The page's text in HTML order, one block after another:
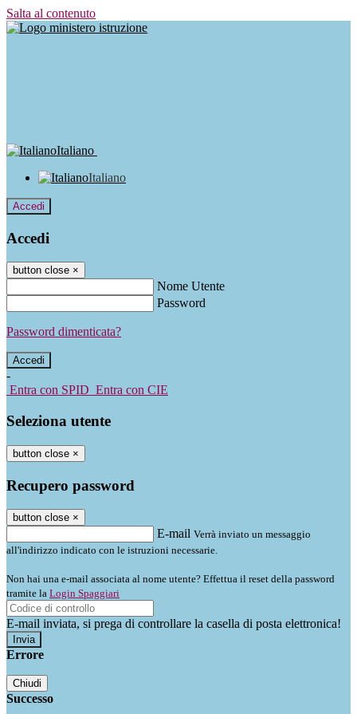
Salta al contenuto
Italiano
Italiano
Accedi
Accedi
button close ×
Nome Utente
Password
Password dimenticata?
-
Entra con SPID Entra con CIE
Seleziona utente
button close ×
Recupero password
button close ×
E-mail Verrà inviato un messaggio
all'indirizzo indicato con le istruzioni necessarie.
Non hai una e-mail associata al nome utente? Effettua il reset della password
tramite la Login Spaggiari
E-mail inviata, si prega di controllare la casella di posta elettronica!
Errore
Chiudi
Successo